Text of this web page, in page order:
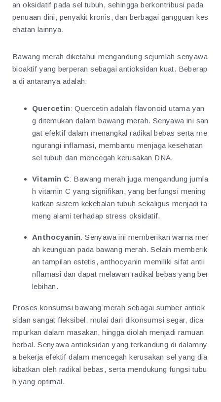
an oksidatif pada sel tubuh, sehingga berkontribusi pada
penuaan dini, penyakit kronis, dan berbagai gangguan kes
ehatan lainnya.
Bawang merah diketahui mengandung sejumlah senyawa
bioaktif yang berperan sebagai antioksidan kuat. Beberap
a di antaranya adalah:
Quercetin: Quercetin adalah flavonoid utama yan
g ditemukan dalam bawang merah. Senyawa ini san
gat efektif dalam menangkal radikal bebas serta me
ngurangi inflamasi, membantu menjaga kesehatan
sel tubuh dan mencegah kerusakan DNA.
Vitamin C: Bawang merah juga mengandung jumla
h vitamin C yang signifikan, yang berfungsi mening
katkan sistem kekebalan tubuh sekaligus menjadi ta
meng alami terhadap stress oksidatif.
Anthocyanin: Senyawa ini memberikan warna mer
ah keunguan pada bawang merah. Selain memberik
an tampilan estetis, anthocyanin memiliki sifat antii
nflamasi dan dapat melawan radikal bebas yang ber
lebihan.
Proses konsumsi bawang merah sebagai sumber antiok
sidan sangat fleksibel, mulai dari dikonsumsi segar, dica
mpurkan dalam masakan, hingga diolah menjadi ramuan
herbal. Senyawa antioksidan yang terkandung di dalamny
a bekerja efektif dalam mencegah kerusakan sel yang dia
kibatkan oleh radikal bebas, serta mendukung fungsi tubu
h yang optimal.